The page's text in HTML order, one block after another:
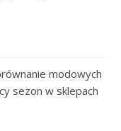
modowych
sezon w sklepach